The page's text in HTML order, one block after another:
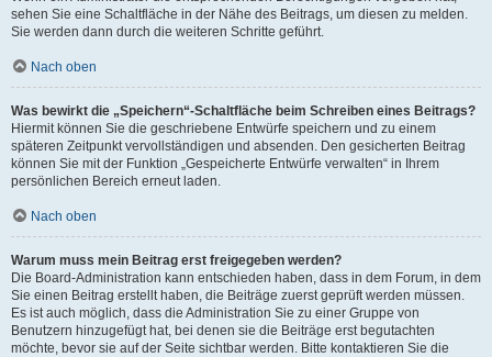
sehen Sie eine Schaltfläche in der Nähe des Beitrags, um diesen zu melden.
Sie werden dann durch die weiteren Schritte geführt.
Nach oben
Was bewirkt die „Speichern“-Schaltfläche beim Schreiben eines Beitrags?
Hiermit können Sie die geschriebene Entwürfe speichern und zu einem
späteren Zeitpunkt vervollständigen und absenden. Den gesicherten Beitrag
können Sie mit der Funktion „Gespeicherte Entwürfe verwalten“ in Ihrem
persönlichen Bereich erneut laden.
Nach oben
Warum muss mein Beitrag erst freigegeben werden?
Die Board-Administration kann entschieden haben, dass in dem Forum, in dem
Sie einen Beitrag erstellt haben, die Beiträge zuerst geprüft werden müssen.
Es ist auch möglich, dass die Administration Sie zu einer Gruppe von
Benutzern hinzugefügt hat, bei denen sie die Beiträge erst begutachten
möchte, bevor sie auf der Seite sichtbar werden. Bitte kontaktieren Sie die